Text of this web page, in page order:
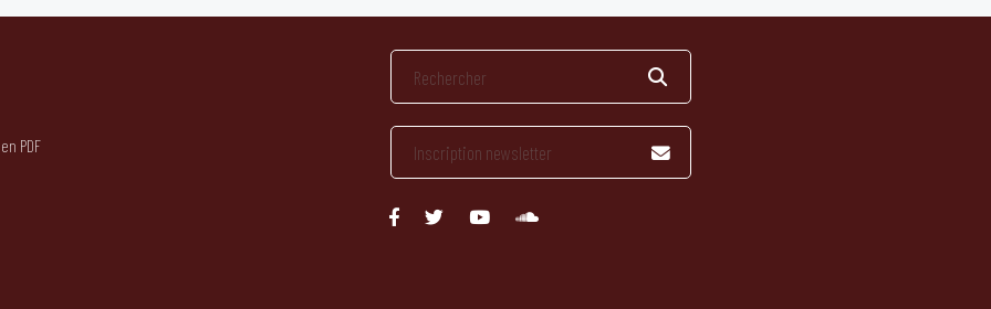
PDF